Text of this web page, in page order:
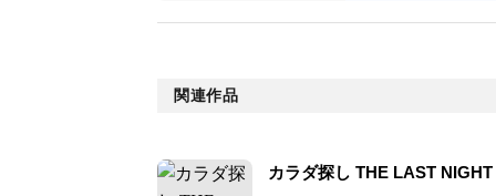
関連作品
カラダ探し THE LAST NIGHT